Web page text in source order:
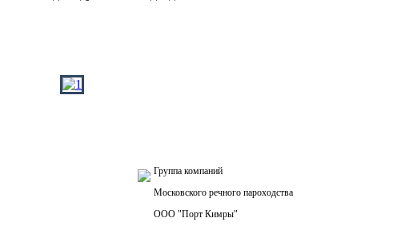
Группа компаний
Московского речного пароходства
ООО "Порт Кимры"